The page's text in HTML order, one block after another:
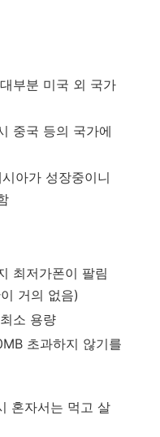
부분 미국 외 국가
중국 등의 국가에
아가 성장중이니
최저가폰이 팔림
거의 없음)
소 용량
초과하지 않기를
혼자서는 먹고 살